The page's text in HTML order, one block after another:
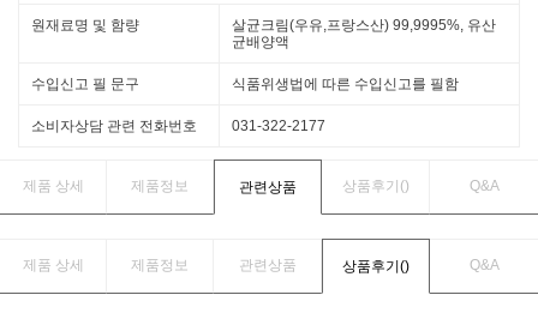
원재료명 및 함량
살균크림(우유,프랑스산) 99,9995%, 유산
균배양액
수입신고 필 문구 식품위생법에 따른 수입신고를 필함
소비자상담 관련 전화번호 031-322-2177
제품 상세 제품정보 관련상품 상품후기() Q&A
제품 상세 제품정보 관련상품 상품후기() Q&A